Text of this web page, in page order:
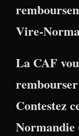
Vire-
La CAF
Contestez
Normandie